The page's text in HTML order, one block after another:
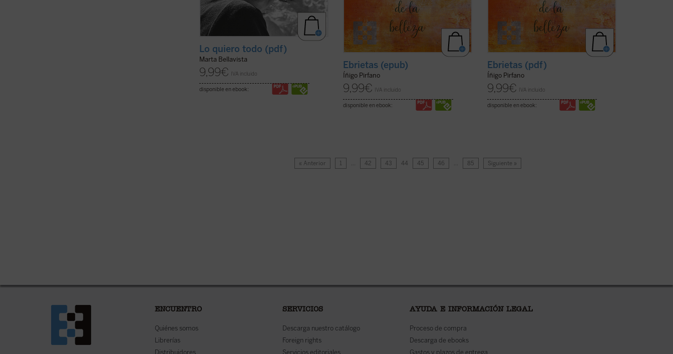
Lo quiero todo (pdf)
Marta Bellavista
9,99€ IVA incluido
disponible en ebook:
Ebrietas (epub)
Íñigo Pirfano
9,99€ IVA incluido
disponible en ebook:
Ebrietas (pdf)
Íñigo Pirfano
9,99€ IVA incluido
disponible en ebook:
« Anterior 1 … 42 43 44 45 46 … 85 Siguiente »
ENCUENTRO
Quiénes somos
Librerías
Distribuidores
SERVICIOS
Descarga nuestro catálogo
Foreign rights
Servicios editoriales
AYUDA E INFORMACIÓN LEGAL
Proceso de compra
Descarga de ebooks
Gastos y plazos de entrega